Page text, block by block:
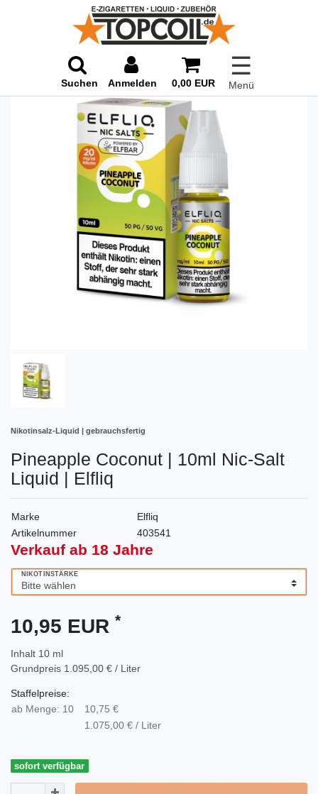
Suchen Anmelden 0,00 EUR
☰
Menü
Nikotinsalz-Liquid | gebrauchsfertig
Pineapple Coconut | 10ml Nic-Salt
Liquid | Elfliq
Marke
Elfliq
Artikelnummer
403541
Verkauf ab 18 Jahre
NIKOTINSTÄRKE
10,95 EUR *
Inhalt 10 ml
Grundpreis 1.095,00 € / Liter
Staffelpreise:
ab Menge: 10
10,75 €
1.075,00 € / Liter
sofort verfügbar